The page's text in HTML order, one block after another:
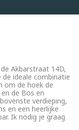
Akbarstraat 14D,
de ideale combinatie
om de hoek de
de Bos en
verdieping,
en een heerlijke
Ik nodig je graag